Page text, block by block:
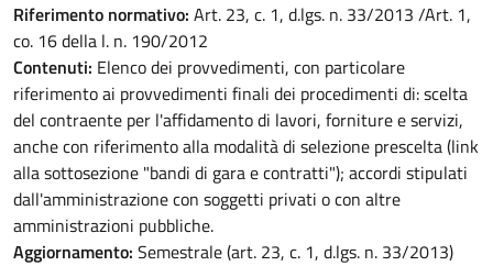
Riferimento normativo: Art. 23, c. 1, d.lgs. n. 33/2013 /Art. 1,
co. 16 della l. n. 190/2012
Contenuti: Elenco dei provvedimenti, con particolare
riferimento ai provvedimenti finali dei procedimenti di: scelta
del contraente per l'affidamento di lavori, forniture e servizi,
anche con riferimento alla modalità di selezione prescelta (link
alla sottosezione "bandi di gara e contratti"); accordi stipulati
dall'amministrazione con soggetti privati o con altre
amministrazioni pubbliche.
Aggiornamento: Semestrale (art. 23, c. 1, d.lgs. n. 33/2013)